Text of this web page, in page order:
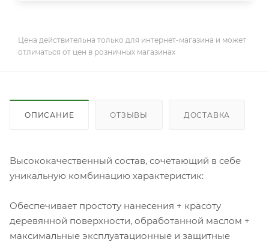
Цена действительна только для интернет-магазина и может
отличаться от цен в розничных магазинах
ОПИСАНИЕ ОТЗЫВЫ ДОСТАВКА
Высококачественный состав, сочетающий в себе
уникальную комбинацию характеристик:
Обеспечивает простоту нанесения + красоту
деревянной поверхности, обработанной маслом +
максимальные эксплуатационные и защитные